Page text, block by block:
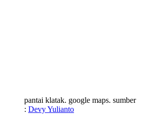
pantai klatak. google maps. sumber
: Devy Yulianto